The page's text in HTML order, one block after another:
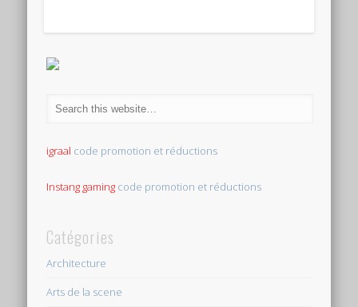
igraal code promotion et réductions
Instang gaming code promotion et réductions
Catégories
Architecture
Arts de la scene